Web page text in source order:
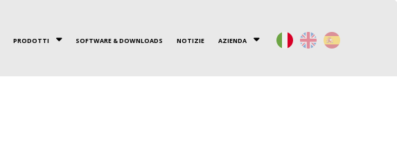
PRODOTTI SOFTWARE & DOWNLOADS NOTIZIE AZIENDA